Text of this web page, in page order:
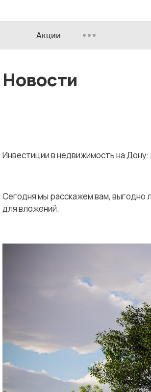
Акции
Новости
Инвестиции в недвижимость на
Сегодня мы расскажем вам, выгодно
для вложений.